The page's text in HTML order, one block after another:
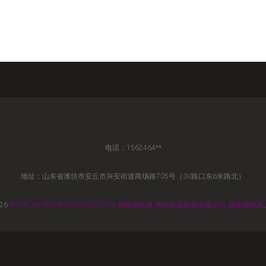
电话：1562464**
地址：山东省潍坊市安丘市兴安街道商场路705号（3V路口东6米路北）
WWW.JIUYINGSHANGMAO.COM 拼插类玩具 潍坊玖盈商贸有限公司 拼插类玩具